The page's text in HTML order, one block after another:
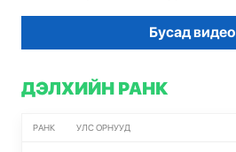
Бусад видео
ДЭЛХИЙН РАНК
РАНК УЛС ОРНУУД